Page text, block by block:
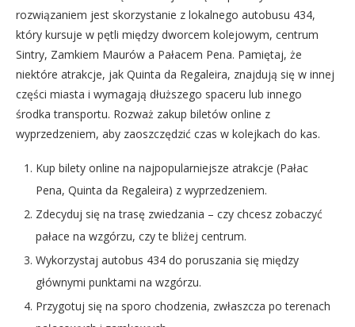
rozwiązaniem jest skorzystanie z lokalnego autobusu 434,
który kursuje w pętli między dworcem kolejowym, centrum
Sintry, Zamkiem Maurów a Pałacem Pena. Pamiętaj, że
niektóre atrakcje, jak Quinta da Regaleira, znajdują się w innej
części miasta i wymagają dłuższego spaceru lub innego
środka transportu. Rozważ zakup biletów online z
wyprzedzeniem, aby zaoszczędzić czas w kolejkach do kas.
Kup bilety online na najpopularniejsze atrakcje (Pałac
Pena, Quinta da Regaleira) z wyprzedzeniem.
Zdecyduj się na trasę zwiedzania – czy chcesz zobaczyć
pałace na wzgórzu, czy te bliżej centrum.
Wykorzystaj autobus 434 do poruszania się między
głównymi punktami na wzgórzu.
Przygotuj się na sporo chodzenia, zwłaszcza po terenach